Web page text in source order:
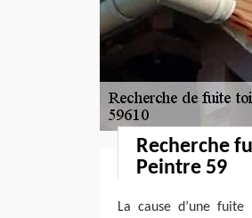
Recherche
Peintre 59
La cause d’une